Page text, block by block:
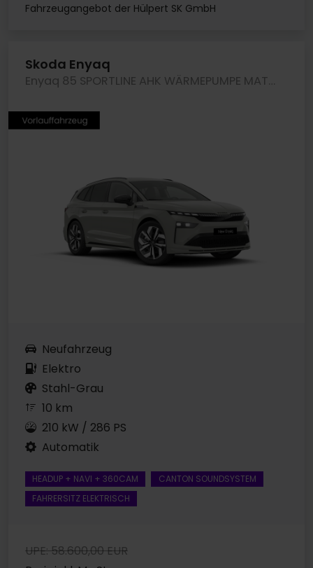
Fahrzeugangebot der Hülpert SK GmbH
Skoda Enyaq
Enyaq 85 SPORTLINE AHK WÄRMEPUMPE MATRIXLED LM20
Neufahrzeug
Elektro
Stahl-Grau
10 km
210 kW / 286 PS
Automatik
HEADUP + NAVI + 360CAM
CANTON SOUNDSYSTEM
FAHRERSITZ ELEKTRISCH
UPE: 58.600,00 EUR